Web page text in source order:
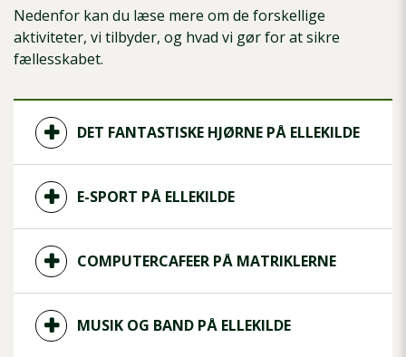
Nedenfor kan du læse mere om de forskellige
aktiviteter, vi tilbyder, og hvad vi gør for at sikre
fællesskabet.
DET FANTASTISKE HJØRNE PÅ ELLEKILDE
E-SPORT PÅ ELLEKILDE
COMPUTERCAFEER PÅ MATRIKLERNE
MUSIK OG BAND PÅ ELLEKILDE